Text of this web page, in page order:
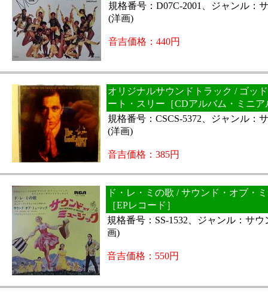
規格番号：D07C-2001、ジャンル：
(洋画)
音吉価格：440円
オリジナルサウンドトラック / ゴッ
ート・スリー［CDアルバム・ミニア
規格番号：CSCS-5372、ジャンル：
(洋画)
音吉価格：385円
ド・レ・ミの歌 / サウンド・オブ・
［EPレコード］
規格番号：SS-1532、ジャンル：サ
画)
音吉価格：550円